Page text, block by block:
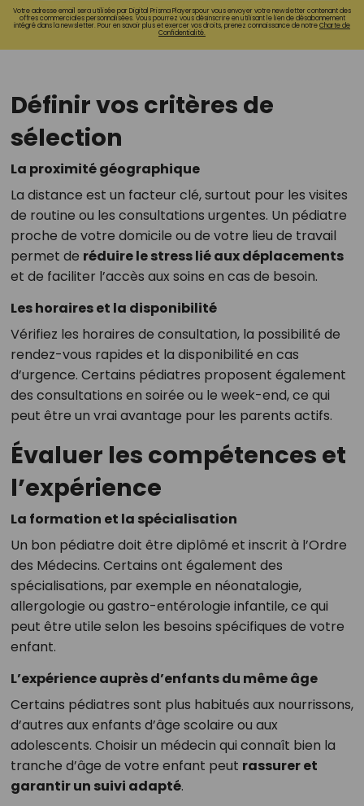
Votre adresse email sera utilisée par Digital Prisma Playerspour vous envoyer votre newsletter contenant des
offres commerciales personnalisées. Vous pourrez vous désinscrire en utilisant le lien de désabonnement
intégré dans la newsletter. Pour en savoir plus et exercer vos droits, prenez connaissance de notreCharte de
Confidentialité.
Définir vos critères de
sélection
La proximité géographique
La distance est un facteur clé, surtout pour les visites
de routine ou les consultations urgentes. Un pédiatre
proche de votre domicile ou de votre lieu de travail
permet de réduire le stress lié aux déplacements
et de faciliter l’accès aux soins en cas de besoin.
Les horaires et la disponibilité
Vérifiez les horaires de consultation, la possibilité de
rendez-vous rapides et la disponibilité en cas
d’urgence. Certains pédiatres proposent également
des consultations en soirée ou le week-end, ce qui
peut être un vrai avantage pour les parents actifs.
Évaluer les compétences et
l’expérience
La formation et la spécialisation
Un bon pédiatre doit être diplômé et inscrit à l’Ordre
des Médecins. Certains ont également des
spécialisations, par exemple en néonatalogie,
allergologie ou gastro-entérologie infantile, ce qui
peut être utile selon les besoins spécifiques de votre
enfant.
L’expérience auprès d’enfants du même âge
Certains pédiatres sont plus habitués aux nourrissons,
d’autres aux enfants d’âge scolaire ou aux
adolescents. Choisir un médecin qui connaît bien la
tranche d’âge de votre enfant peut rassurer et
garantir un suivi adapté.